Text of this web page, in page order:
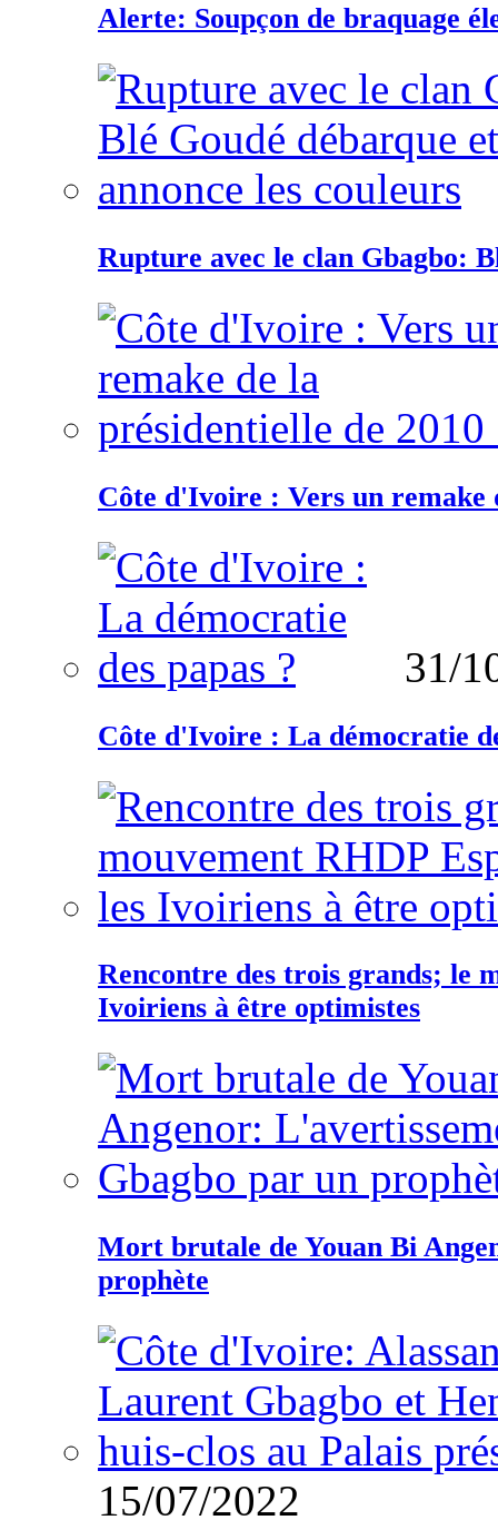
Alerte: Soupçon de braquage
Rupture avec le clan Gbagbo:
Côte d'Ivoire : Vers un remake
31/
Côte d'Ivoire : La démocratie
Rencontre des trois grands; le
Ivoiriens à être optimistes
Mort brutale de Youan Bi
prophète
15/07/2022